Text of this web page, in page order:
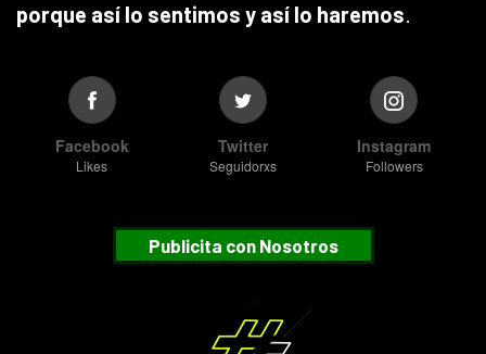
porque así lo sentimos y así lo haremos.
Facebook
Likes
Twitter
Seguidorxs
Instagram
Followers
Publicita con Nosotros